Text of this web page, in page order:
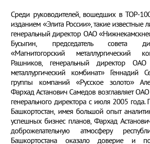
Среди руководителей, вошедших в ТОР-
изданием «Элита России», такие известные
генеральный директор ОАО
Бусыгин, председатель совета
«Магнитогорский металлургический
Рашников, генеральный директор ОАО
металлургический комбинат» Геннадий
группы компаний «Русское золото»
Фархад Астанович Самедов возглавляет
генерального директора с июля 2005 года.
Башкортостан, имея большой опыт
успешных бизнес планов, Фархад
доброжелательную атмосферу
Башкортостана оказало доверие и